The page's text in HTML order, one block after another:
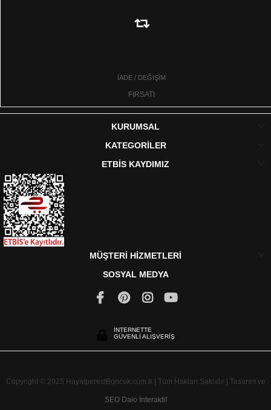
İADE / DEĞİŞİM
FIRSATI
KURUMSAL
KATEGORİLER
ETBİS KAYDIMIZ
MÜŞTERİ HİZMETLERİ
SOSYAL MEDYA
İNTERNETTE
GÜVENLİ ALIŞVERİŞ
Copyright © 2025 HayalperestBoncuk.com.tr | Tüm Hakları Saklıdır | Tasarım ve
SEO Daio İnteraktif